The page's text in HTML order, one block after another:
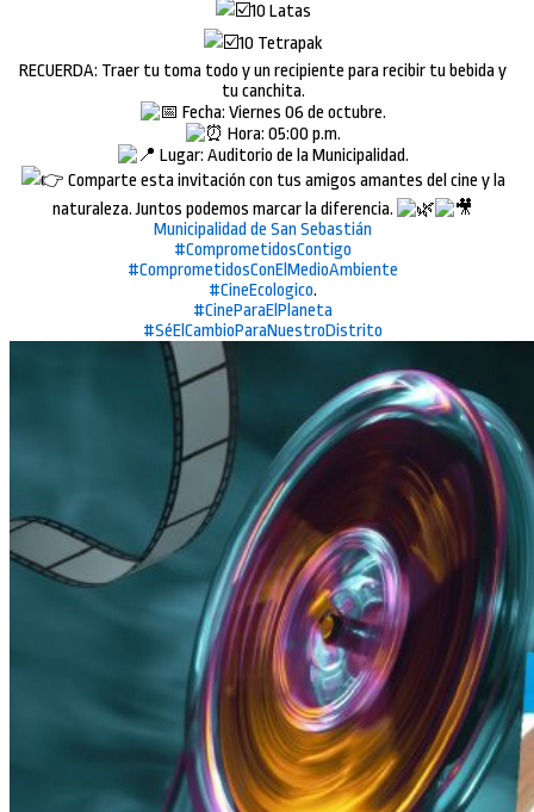
10 Latas
10 Tetrapak
RECUERDA: Traer tu toma todo y un recipiente para recibir tu bebida y
tu canchita.
Fecha: Viernes 06 de octubre.
Hora: 05:00 p.m.
Lugar: Auditorio de la Municipalidad.
Comparte esta invitación con tus amigos amantes del cine y la
naturaleza. Juntos podemos marcar la diferencia.
Municipalidad de San Sebastián
#ComprometidosContigo
#ComprometidosConElMedioAmbiente
#CineEcologico.
#CineParaElPlaneta
#SéElCambioParaNuestroDistrito